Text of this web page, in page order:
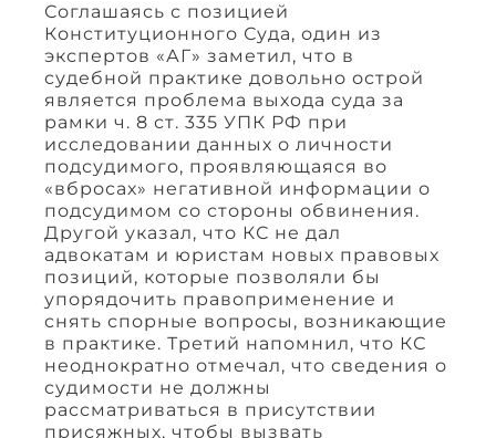
Соглашаясь с позицией
Конституционного Суда, один из
экспертов «АГ» заметил, что в
судебной практике довольно острой
является проблема выхода суда за
рамки ч. 8 ст. 335 УПК РФ при
исследовании данных о личности
подсудимого, проявляющаяся во
«вбросах» негативной информации о
подсудимом со стороны обвинения.
Другой указал, что КС не дал
адвокатам и юристам новых правовых
позиций, которые позволяли бы
упорядочить правоприменение и
снять спорные вопросы, возникающие
в практике. Третий напомнил, что КС
неоднократно отмечал, что сведения о
судимости не должны
рассматриваться в присутствии
присяжных, чтобы вызвать